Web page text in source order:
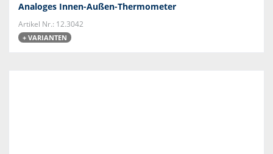
Analoges Innen-Außen-Thermometer
Artikel Nr.: 12.3042
+ VARIANTEN